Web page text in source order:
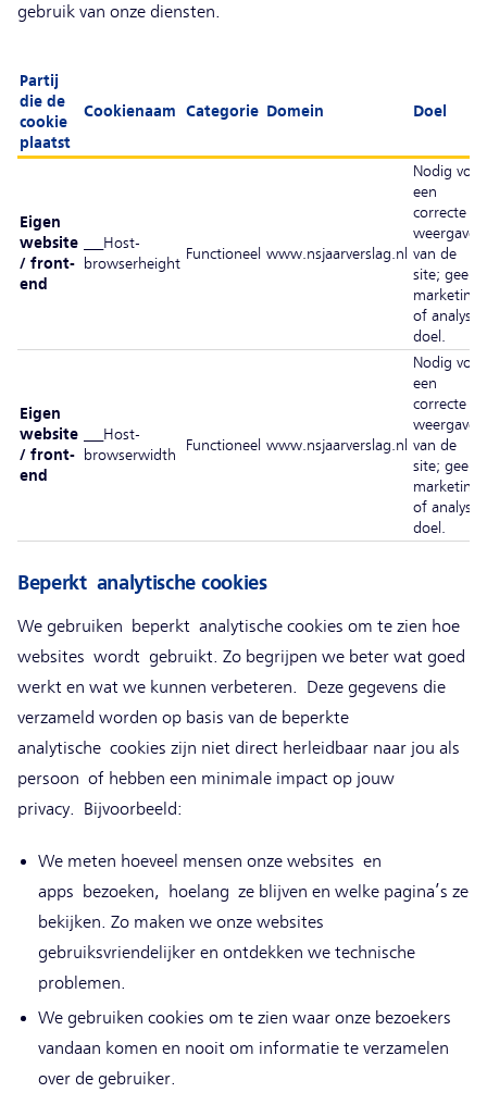
gebruik van onze diensten.
Partij
die de
cookie
plaatst
Cookienaam Categorie Domein Doel
Eigen
website
/ front-
end
__Host-
browserheight
Functioneel www.nsjaarverslag.nl
Nodig voor
een
correcte
weergave
van de
site; geen
marketing-
of analyse-
doel.
Eigen
website
/ front-
end
__Host-
browserwidth
Functioneel www.nsjaarverslag.nl
Nodig voor
een
correcte
weergave
van de
site; geen
marketing-
of analyse-
doel.
Beperkt analytische cookies
We gebruiken beperkt analytische cookies om te zien hoe
websites wordt gebruikt. Zo begrijpen we beter wat goed
werkt en wat we kunnen verbeteren. Deze gegevens die
verzameld worden op basis van de beperkte
analytische cookies zijn niet direct herleidbaar naar jou als
persoon of hebben een minimale impact op jouw
privacy. Bijvoorbeeld:
We meten hoeveel mensen onze websites en
apps bezoeken, hoelang ze blijven en welke pagina’s ze
bekijken. Zo maken we onze websites
gebruiksvriendelijker en ontdekken we technische
problemen.
We gebruiken cookies om te zien waar onze bezoekers
vandaan komen en nooit om informatie te verzamelen
over de gebruiker.